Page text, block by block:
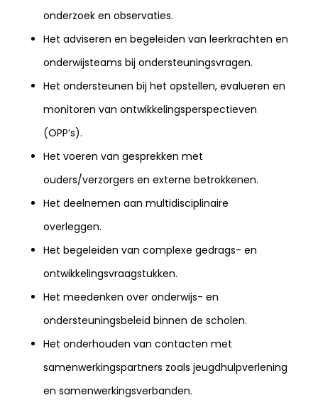
onderzoek en observaties.
Het adviseren en begeleiden van leerkrachten en
onderwijsteams bij ondersteuningsvragen.
Het ondersteunen bij het opstellen, evalueren en
monitoren van ontwikkelingsperspectieven
(OPP’s).
Het voeren van gesprekken met
ouders/verzorgers en externe betrokkenen.
Het deelnemen aan multidisciplinaire
overleggen.
Het begeleiden van complexe gedrags- en
ontwikkelingsvraagstukken.
Het meedenken over onderwijs- en
ondersteuningsbeleid binnen de scholen.
Het onderhouden van contacten met
samenwerkingspartners zoals jeugdhulpverlening
en samenwerkingsverbanden.